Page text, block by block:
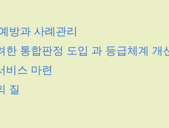
방과 사례관리
한 통합판정 도입 과 등급체계 개
비스 마련
질